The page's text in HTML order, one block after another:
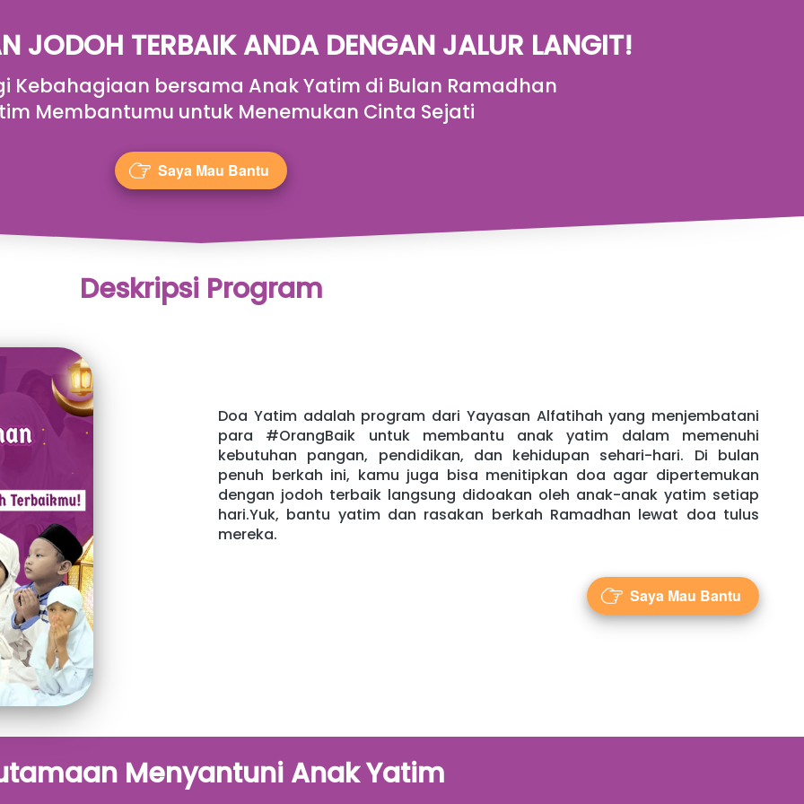
JODOH TERBAIK ANDA DENGAN JALUR LANGIT!
Kebahagiaan bersama Anak Yatim di Bulan Ramadhan
Membantumu untuk Menemukan Cinta Sejati
` Saya Mau Bantu
Deskripsi Program
Doa Yatim adalah program dari Yayasan Alfatihah yang menjembatani
para #OrangBaik untuk membantu anak yatim dalam memenuhi
kebutuhan pangan, pendidikan, dan kehidupan sehari-hari. Di bulan
penuh berkah ini, kamu juga bisa menitipkan doa agar dipertemukan
dengan jodoh terbaik langsung didoakan oleh anak-anak yatim setiap
hari.Yuk, bantu yatim dan rasakan berkah Ramadhan lewat doa tulus
mereka.
` Saya Mau Bantu
Menyantuni Anak Yatim